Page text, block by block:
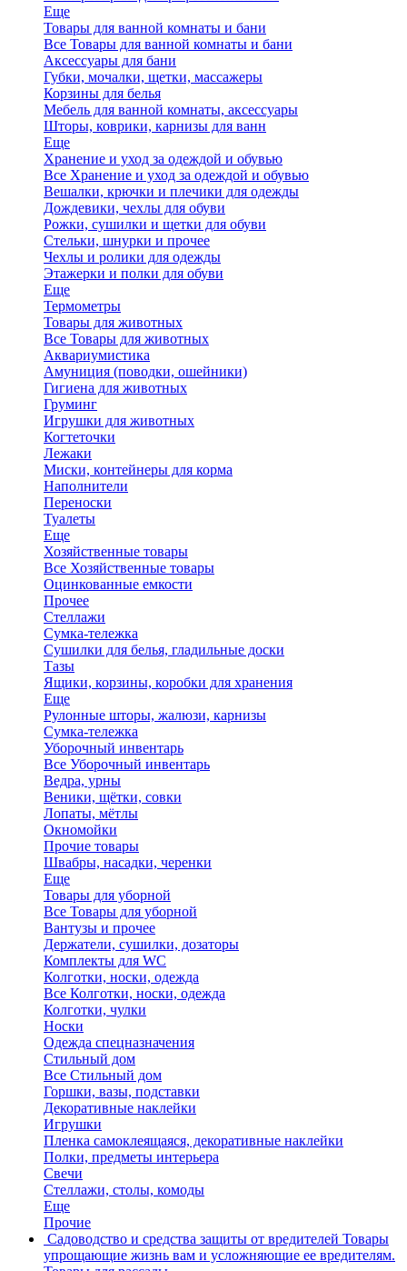
Еще
Товары для ванной комнаты и бани
Все Товары для ванной комнаты и бани
Аксессуары для бани
Губки, мочалки, щетки, массажеры
Корзины для белья
Мебель для ванной комнаты, аксессуары
Шторы, коврики, карнизы для ванн
Еще
Хранение и уход за одеждой и обувью
Все Хранение и уход за одеждой и обувью
Вешалки, крючки и плечики для одежды
Дождевики, чехлы для обуви
Рожки, сушилки и щетки для обуви
Стельки, шнурки и прочее
Чехлы и ролики для одежды
Этажерки и полки для обуви
Еще
Термометры
Товары для животных
Все Товары для животных
Аквариумистика
Амуниция (поводки, ошейники)
Гигиена для животных
Груминг
Игрушки для животных
Когтеточки
Лежаки
Миски, контейнеры для корма
Наполнители
Переноски
Туалеты
Еще
Хозяйственные товары
Все Хозяйственные товары
Оцинкованные емкости
Прочее
Стеллажи
Сумка-тележка
Сушилки для белья, гладильные доски
Тазы
Ящики, корзины, коробки для хранения
Еще
Рулонные шторы, жалюзи, карнизы
Сумка-тележка
Уборочный инвентарь
Все Уборочный инвентарь
Ведра, урны
Веники, щётки, совки
Лопаты, мётлы
Окномойки
Прочие товары
Швабры, насадки, черенки
Еще
Товары для уборной
Все Товары для уборной
Вантузы и прочее
Держатели, сушилки, дозаторы
Комплекты для WC
Колготки, носки, одежда
Все Колготки, носки, одежда
Колготки, чулки
Носки
Одежда спецназначения
Стильный дом
Все Стильный дом
Горшки, вазы, подставки
Декоративные наклейки
Игрушки
Пленка самоклеящаяся, декоративные наклейки
Полки, предметы интерьера
Свечи
Стеллажи, столы, комоды
Еще
Прочие
Садоводство и средства защиты от вредителей Товары
упрощающие жизнь вам и усложняющие ее вредителям.